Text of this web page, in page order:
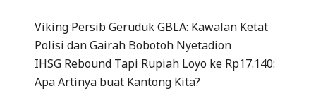
Viking Persib Geruduk GBLA: Kawalan Ketat
Polisi dan Gairah Bobotoh Nyetadion
IHSG Rebound Tapi Rupiah Loyo ke Rp17.140:
Apa Artinya buat Kantong Kita?